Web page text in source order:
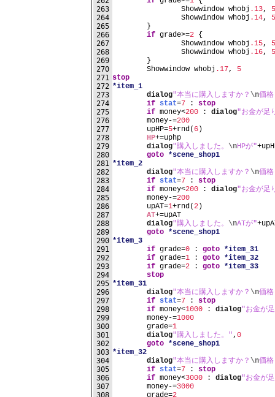
263
264
265
266
267
268
269
270
271
272
273
274
275
276
277
278
279
280
281
282
283
284
285
286
287
288
289
290
291
292
293
294
295
296
297
298
299
300
301
302
303
304
305
306
307
308
		Showwindow whobj
.13, 5
		Showwindow whobj
.14, 5
	}
if grade>=2 {
		Showwindow whobj
.15, 5
		Showwindow whobj
.16, 5
	}
	Showwindow whobj
.17, 5
stop
*item_1
dialog"本当に購入しますか？ \n価
if stat=7 : stop
if money<200 : dialog"お金が足
	money-=
200
	upHP=
5+rnd( 6 )
HP+=uphp
dialog"購入しました。 \nHPが"
goto *scene_shop1
*item_2
dialog"本当に購入しますか？ \n価
if stat=7 : stop
if money<200 : dialog"お金が足
	money-=
200
	upAT=
1+rnd(2 )
AT+=upAT
dialog"購入しました。 \nATが"
goto *scene_shop1
*item_3
if grade=0 : goto *item_31
if grade=1 : goto *item_32
if grade=2 : goto *item_33
stop
*item_31
dialog"本当に購入しますか？ \n価
if stat=7 : stop
if money<1000 : dialog"お金が
	money-=
1000
	grade=
1
dialog"購入しました。", 0
goto *scene_shop1
*item_32
dialog"本当に購入しますか？ \n価
if stat=7 : stop
if money<3000 : dialog"お金が
	money-=
3000
	grade=
2